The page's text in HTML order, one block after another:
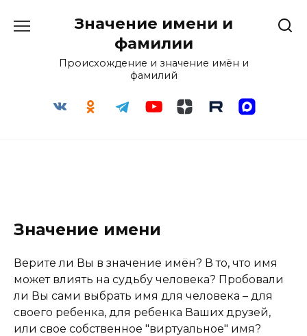
Значение имени и
фамилии
Происхождение и значение имён и
фамилий
Значение имени
Верите ли Вы в значение имён? В то, что имя
может влиять на судьбу человека? Пробовали
ли Вы сами выбрать имя для человека – для
своего ребенка, для ребенка Ваших друзей,
или свое собственное "виртуальное" имя?